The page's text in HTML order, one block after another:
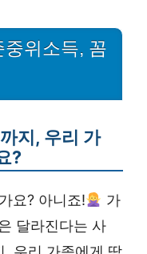
위소득, 꼼
지, 우리 가
?
요? 아니죠!
가
달라진다는 사